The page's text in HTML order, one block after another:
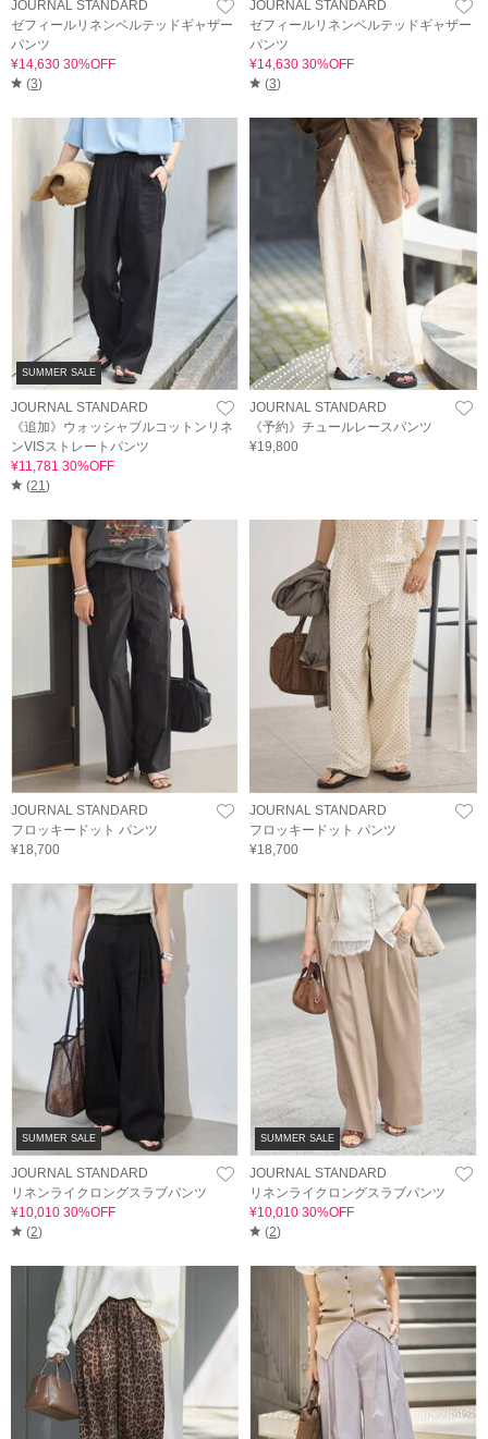
JOURNAL STANDARD
ゼフィールリネンベルテッドギャザー
パンツ
¥14,630 30%OFF
(3)
JOURNAL STANDARD
ゼフィールリネンベルテッドギャザー
パンツ
¥14,630 30%OFF
(3)
SUMMER SALE
JOURNAL STANDARD
《追加》ウォッシャブルコットンリネ
ンVISストレートパンツ
¥11,781 30%OFF
(21)
JOURNAL STANDARD
《予約》チュールレースパンツ
¥19,800
JOURNAL STANDARD
フロッキードット パンツ
¥18,700
JOURNAL STANDARD
フロッキードット パンツ
¥18,700
SUMMER SALE
JOURNAL STANDARD
リネンライクロングスラブパンツ
¥10,010 30%OFF
(2)
SUMMER SALE
JOURNAL STANDARD
リネンライクロングスラブパンツ
¥10,010 30%OFF
(2)